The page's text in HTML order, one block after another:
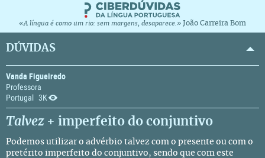
«A língua é como um rio: sem margens, desaparece.» João Carreira Bom
DÚVIDAS
Vanda Figueiredo
Professora
Portugal 3K
Talvez+ imperfeito do conjuntivo
Podemos utilizar o advérbio talvez com o presente ou com o
pretérito imperfeito do conjuntivo, sendo que com este